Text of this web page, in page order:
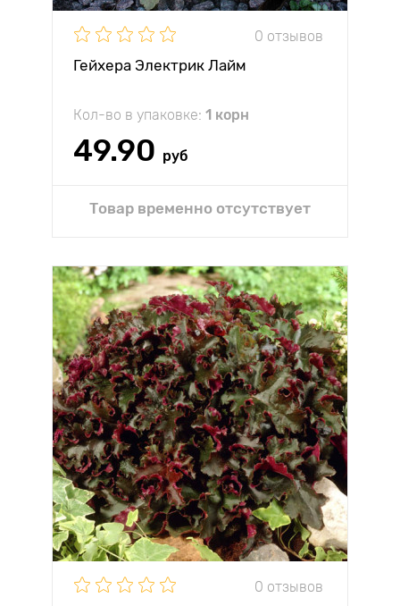
0 отзывов
Гейхера Электрик Лайм
Кол-во в упаковке: 1 корн
49.90 руб
Товар временно отсутствует
0 отзывов